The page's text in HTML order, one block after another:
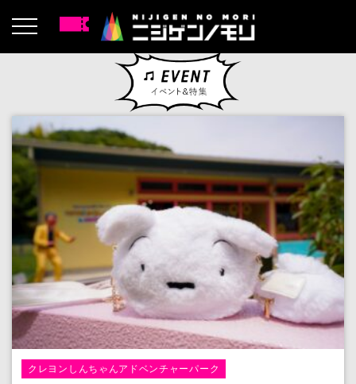
クレヨンしんちゃんアドベンチャーパーク